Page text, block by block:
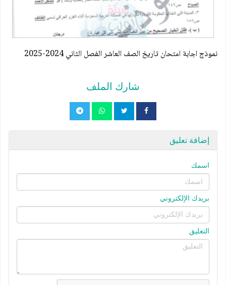
نموذج اجابة امتحان تاريخ الصف العاشر الفصل الثاني 2024-2025
شارك الملف
إضافة تعليق
اسمك
بريدك الإلكتروني
التعليق